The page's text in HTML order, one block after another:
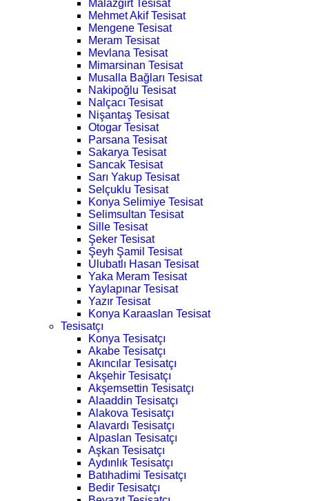
Malazgirt Tesisat
Mehmet Akif Tesisat
Mengene Tesisat
Meram Tesisat
Mevlana Tesisat
Mimarsinan Tesisat
Musalla Bağları Tesisat
Nakipoğlu Tesisat
Nalçacı Tesisat
Nişantaş Tesisat
Otogar Tesisat
Parsana Tesisat
Sakarya Tesisat
Sancak Tesisat
Sarı Yakup Tesisat
Selçuklu Tesisat
Konya Selimiye Tesisat
Selimsultan Tesisat
Sille Tesisat
Şeker Tesisat
Şeyh Şamil Tesisat
Ulubatlı Hasan Tesisat
Yaka Meram Tesisat
Yaylapınar Tesisat
Yazır Tesisat
Konya Karaaslan Tesisat
Tesisatçı
Konya Tesisatçı
Akabe Tesisatçı
Akıncılar Tesisatçı
Akşehir Tesisatçı
Akşemsettin Tesisatçı
Alaaddin Tesisatçı
Alakova Tesisatçı
Alavardı Tesisatçı
Alpaslan Tesisatçı
Aşkan Tesisatçı
Aydınlık Tesisatçı
Batıhadimi Tesisatçı
Bedir Tesisatçı